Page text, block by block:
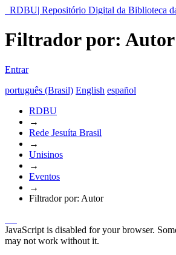
RDBU| Repositório Digital da Biblioteca
Filtrador por: Autor
Entrar
português (Brasil) English español
RDBU
→
Rede Jesuíta Brasil
→
Unisinos
→
Eventos
→
Filtrador por: Autor
JavaScript is disabled for your browser.
may not work without it.